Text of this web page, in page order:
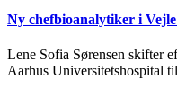
Ny chefbioanalytiker i
Lene Sofia Sørensen skifter
Aarhus Universitetshospital